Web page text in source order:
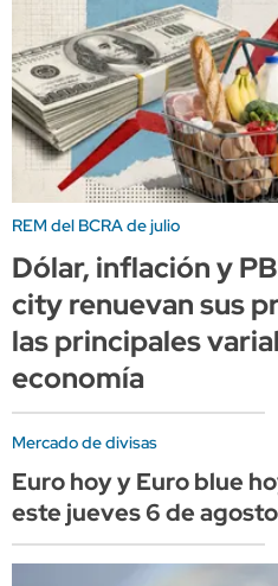
REM del BCRA de julio
Dólar, inflación y
city renuevan sus
las principales
economía
Mercado de divisas
Euro hoy y Euro blue
este jueves 6 de agosto